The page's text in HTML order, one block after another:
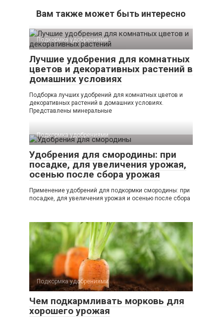
Вам также может быть интересно
Подкормка удобрениями
Лучшие удобрения для комнатных
цветов и декоративных растений в
домашних условиях
Подборка лучших удобрений для комнатных цветов и
декоративных растений в домашних условиях.
Представлены минеральные
Подкормка удобрениями
Удобрения для смородины: при
посадке, для увеличения урожая,
осенью после сбора урожая
Применение удобрений для подкормки смородины: при
посадке, для увеличения урожая и осенью после сбора
Подкормка удобрениями
Чем подкармливать морковь для
хорошего урожая